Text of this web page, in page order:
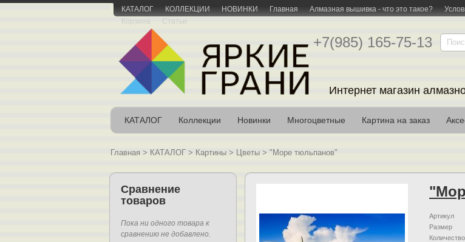
КАТАЛОГ КОЛЛЕКЦИИ НОВИНКИ Главная Алмазная вышивка - что это такое?
Корзина
Статьи
Интернет магазин
+7(985) 165-75-13
КАТАЛОГ Коллекции Новинки Многоцветные Картина на заказ
Главная > КАТАЛОГ > Картины > Цветы > "Море тюльпанов"
Артикул
Размер
Сравнение
товаров
Пока ни одного товара к
сравнению не добавлено.